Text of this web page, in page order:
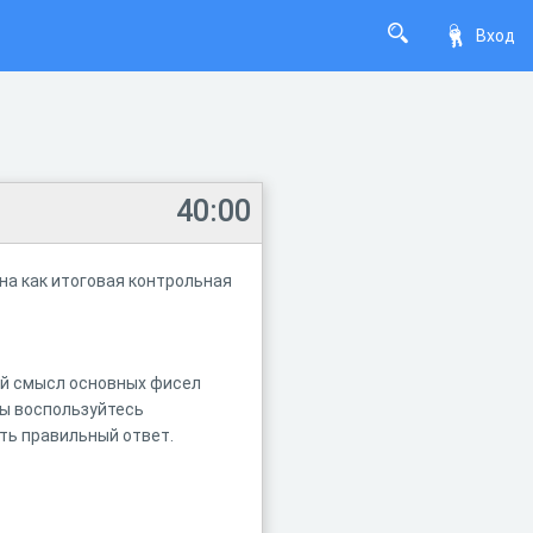
Вход
40:00
как итоговая контрольная
смысл основных фисел
воспользуйтесь
правильный ответ.